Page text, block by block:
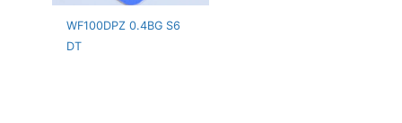
WF100DPZ 0.4BG S6
DT